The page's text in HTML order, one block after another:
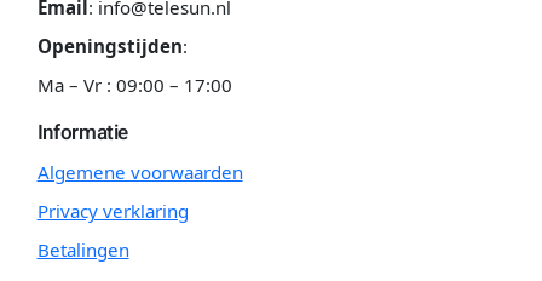
Email: info@telesun.nl
Openingstijden:
Ma – Vr : 09:00 – 17:00
Informatie
Algemene voorwaarden
Privacy verklaring
Betalingen